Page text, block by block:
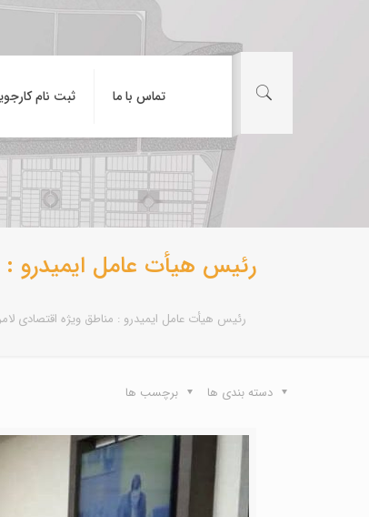
ثبت نام تماس با ما
رئیس هیأت عامل ایمیدرو :
رئیس هیأت عامل ایمیدرو : مناطق ویژه اقتصادی
دسته بندی ها برچسب ها